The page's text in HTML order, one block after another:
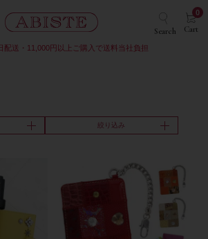
Search Cart
0
配送・11,000円以上ご購入で送料当社負担
絞り込み